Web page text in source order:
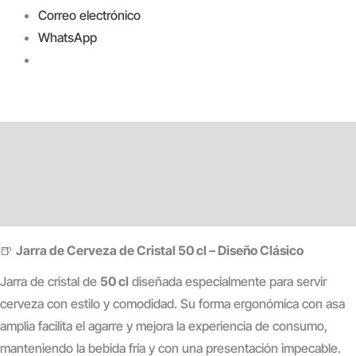
Correo electrónico
WhatsApp
🍺 Jarra de Cerveza de Cristal 50 cl – Diseño Clásico
Jarra de cristal de 50 cl diseñada especialmente para servir
cerveza con estilo y comodidad. Su forma ergonómica con asa
amplia facilita el agarre y mejora la experiencia de consumo,
manteniendo la bebida fría y con una presentación impecable.